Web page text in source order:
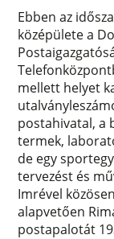
Ebben az
középülete a
mellett helyet
postahivatal, a
termek,
de egy
tervezést és
Imrével
alapvetően
postapalotát